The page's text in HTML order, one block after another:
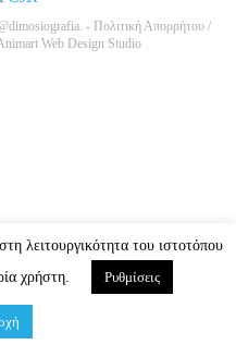
- Πολιτική Απορρήτου /
Web Design Studio
λειτουργικότητα του ιστοτόπου
χρήστη.
Ρυθμίσεις